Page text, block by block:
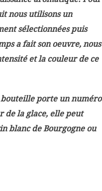
nous utilisons un
sélectionnées puis
a fait son oeuvre, nous
et la couleur de ce
porte un numéro
de la glace, elle peut
blanc de Bourgogne ou